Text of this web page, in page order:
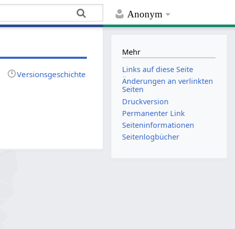
Anonym
Versionsgeschichte
Mehr
Links auf diese Seite
Änderungen an verlinkten
Seiten
Druckversion
Permanenter Link
Seiten­­informationen
Seitenlogbücher